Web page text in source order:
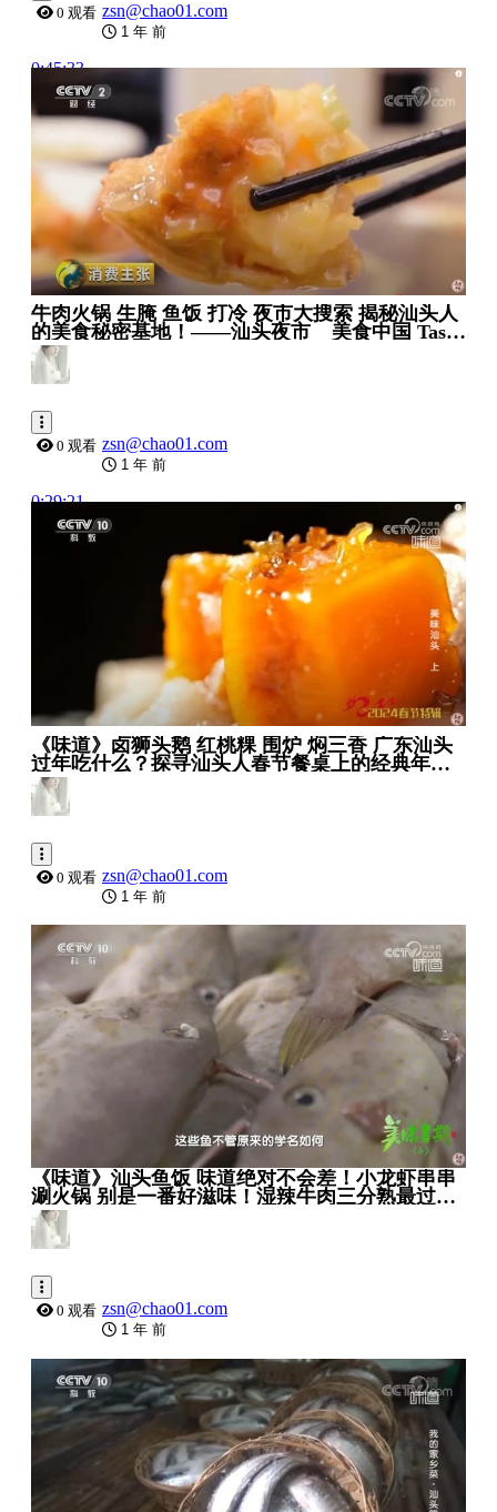
0 观看 zsn@chao01.com
1 年 前
0:45:33
牛肉火锅 生腌 鱼饭 打冷 夜市大搜索 揭秘汕头人
的美食秘密基地！——汕头夜市 _ 美食中国 Tasty
China
0 观看 zsn@chao01.com
1 年 前
0:29:21
《味道》卤狮头鹅 红桃粿 围炉 焖三香 广东汕头
过年吃什么？探寻汕头人春节餐桌上的经典年味
20240211 _ 美食中国 Tasty China
0 观看 zsn@chao01.com
1 年 前
0:29:33
《味道》汕头鱼饭 味道绝对不会差！小龙虾串串
涮火锅 别是一番好滋味！湿辣牛肉三分熟最过
瘾！20230717 _ 美食中国 Tasty China
0 观看 zsn@chao01.com
1 年 前
0:29:28